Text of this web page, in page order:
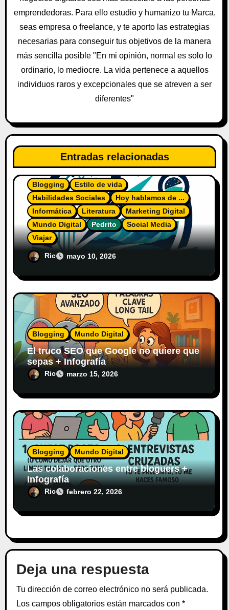
e
n
t
r
a
a
s
emprendedoras. Para ello estudio y humanizo tu Marca,
seas empresa o freelance, y te aporto las estrategias
necesarias para conseguir tus objetivos de la manera
más sencilla posible "En mi opinión, normal es solo lo
ordinario, lo mediocre. La vida pertenece a aquellos
individuos raros y excepcionales que se atreven a ser
diferentes"
Entradas relacionadas
Blogging
Estilo de vida
Habilidades Sociales
Hoy hablamos de ...
Informática
Literatura
Marketing Digital
Mundo Digital
Pedrito
Social Media
Viajar
El Diario del Explorador Digital
Ric mayo 10, 2026
Blogging Mundo Digital
El truco SEO que Google no quiere que
sepas + Infografía
Ric marzo 15, 2026
Blogging Mundo Digital
Las colaboraciones entre bloguers +
Infografía
Ric febrero 22, 2026
Deja una respuesta
Tu dirección de correo electrónico no será publicada.
Los campos obligatorios están marcados con *